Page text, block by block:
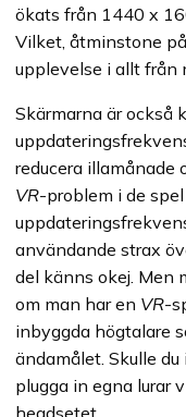
ökats från 1440 x
Vilket, åtminstone
upplevelse i allt från
Skärmarna är också
reducera illamånade
VR-problem i de
användande strax
del känns okej. Men
om man har en VR-
inbyggda högtalare
ändamålet. Skulle
plugga in egna lurar